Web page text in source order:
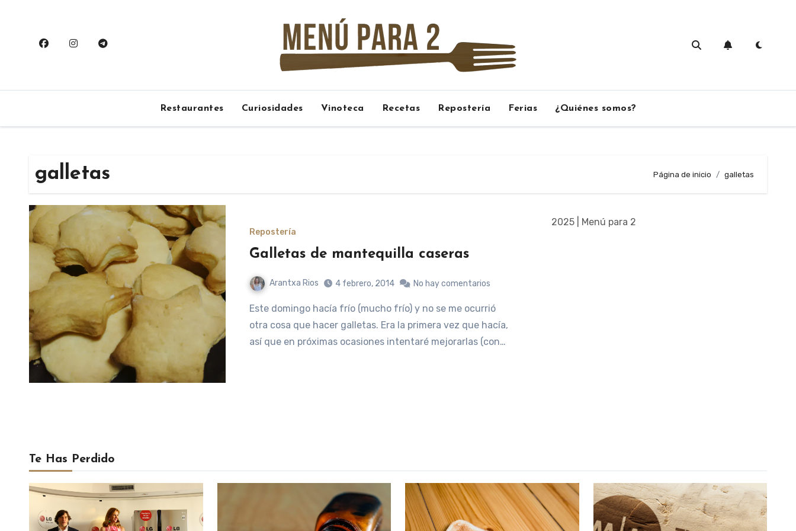
contenido
Restaurantes Curiosidades Vinoteca Recetas Repostería Ferias ¿Quiénes somos?
galletas Página de inicio galletas
Repostería
Galletas de mantequilla caseras
Arantxa Rios 4 febrero, 2014 No hay comentarios
Este domingo hacía frío (mucho frío) y no se me ocurrió
otra cosa que hacer galletas. Era la primera vez que hacía,
así que en próximas ocasiones intentaré mejorarlas (con…
2025 | Menú para 2
Te Has Perdido